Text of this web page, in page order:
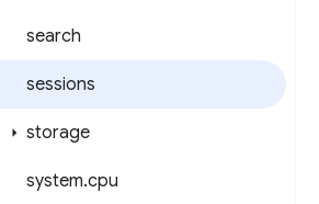
search
sessions
storage
system.cpu